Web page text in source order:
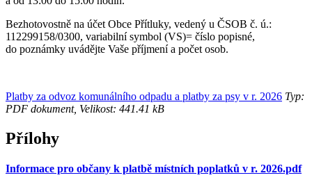
Bezhotovostně na účet Obce Přítluky, vedený u ČSOB č. ú.:
112299158/0300, variabilní symbol (VS)= číslo popisné,
do poznámky uvádějte Vaše příjmení a počet osob. ​
Platby za odvoz komunálního odpadu a platby za psy v r. 2026 Typ:
PDF dokument, Velikost: 441.41 kB
Přílohy
Informace pro občany k platbě místních poplatků v r. 2026.pdf